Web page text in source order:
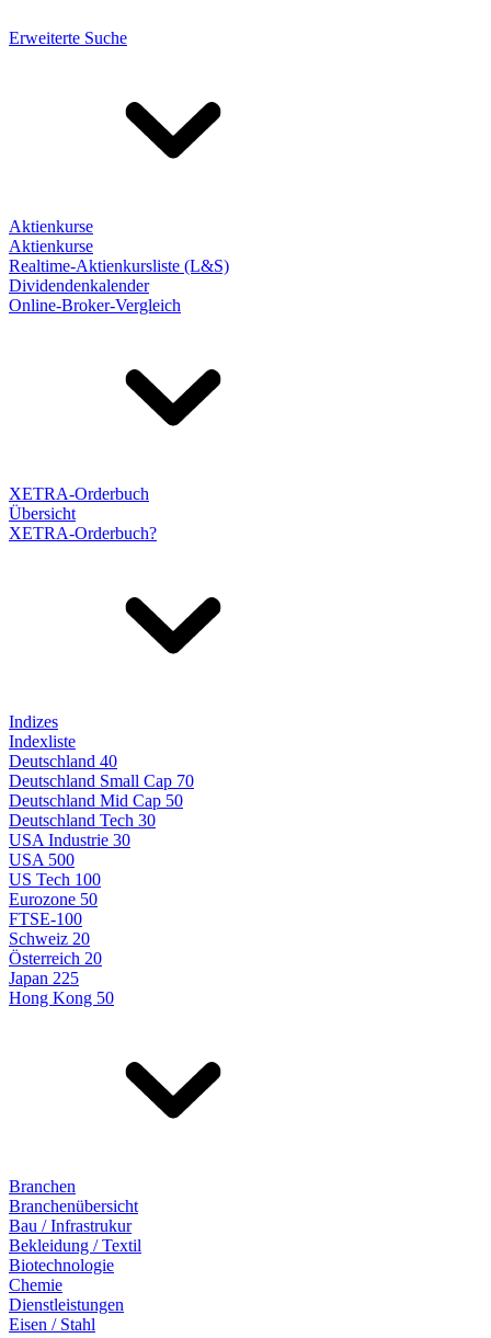
Erweiterte Suche
Aktienkurse
Aktienkurse
Realtime-Aktienkursliste (L&S)
Dividendenkalender
Online-Broker-Vergleich
XETRA-Orderbuch
Übersicht
XETRA-Orderbuch?
Indizes
Indexliste
Deutschland 40
Deutschland Small Cap 70
Deutschland Mid Cap 50
Deutschland Tech 30
USA Industrie 30
USA 500
US Tech 100
Eurozone 50
FTSE-100
Schweiz 20
Österreich 20
Japan 225
Hong Kong 50
Branchen
Branchenübersicht
Bau / Infrastrukur
Bekleidung / Textil
Biotechnologie
Chemie
Dienstleistungen
Eisen / Stahl